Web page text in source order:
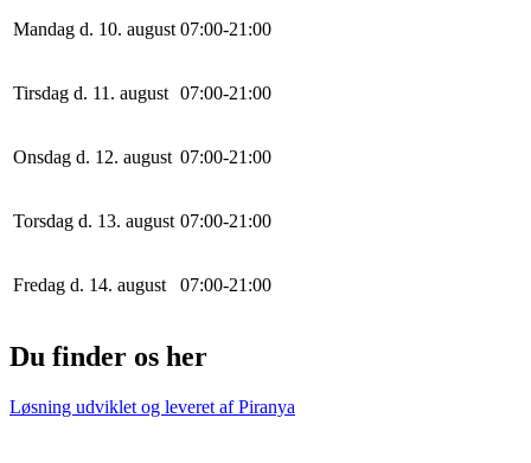
Mandag d. 10. august 07:00-21 :00
Tirsdag d. 11. august 07:00-21 :00
Onsdag d. 12. august 07:00-21 :00
Torsdag d. 13. august 07:00-21 :00
Fredag d. 14. august 07:00-21 :00
Du finder os her
Løsning udviklet og leveret afPiranya